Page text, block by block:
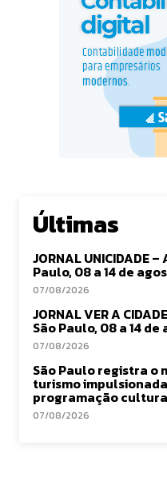
Últimas
JORNAL UNICIDADE –
Paulo, 08 a 14 de
07/08/2026
JORNAL VER A
São Paulo, 08 a 14
07/08/2026
São Paulo registra o
turismo
programação
07/08/2026